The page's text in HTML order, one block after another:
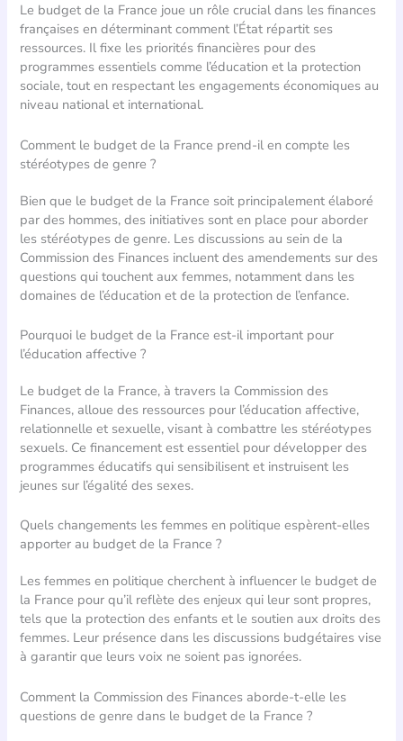
Le budget de la France joue un rôle crucial dans les finances
françaises en déterminant comment l’État répartit ses
ressources. Il fixe les priorités financières pour des
programmes essentiels comme l’éducation et la protection
sociale, tout en respectant les engagements économiques au
niveau national et international.
Comment le budget de la France prend-il en compte les
stéréotypes de genre ?
Bien que le budget de la France soit principalement élaboré
par des hommes, des initiatives sont en place pour aborder
les stéréotypes de genre. Les discussions au sein de la
Commission des Finances incluent des amendements sur des
questions qui touchent aux femmes, notamment dans les
domaines de l’éducation et de la protection de l’enfance.
Pourquoi le budget de la France est-il important pour
l’éducation affective ?
Le budget de la France, à travers la Commission des
Finances, alloue des ressources pour l’éducation affective,
relationnelle et sexuelle, visant à combattre les stéréotypes
sexuels. Ce financement est essentiel pour développer des
programmes éducatifs qui sensibilisent et instruisent les
jeunes sur l’égalité des sexes.
Quels changements les femmes en politique espèrent-elles
apporter au budget de la France ?
Les femmes en politique cherchent à influencer le budget de
la France pour qu’il reflète des enjeux qui leur sont propres,
tels que la protection des enfants et le soutien aux droits des
femmes. Leur présence dans les discussions budgétaires vise
à garantir que leurs voix ne soient pas ignorées.
Comment la Commission des Finances aborde-t-elle les
questions de genre dans le budget de la France ?